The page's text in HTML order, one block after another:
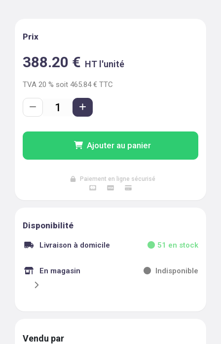
Prix
388.20 € HT l'unité
TVA 20 % soit 465.84 € TTC
Ajouter au panier
Paiement en ligne sécurisé
Disponibilité
Livraison à domicile 51 en stock
En magasin Indisponible
Vendu par